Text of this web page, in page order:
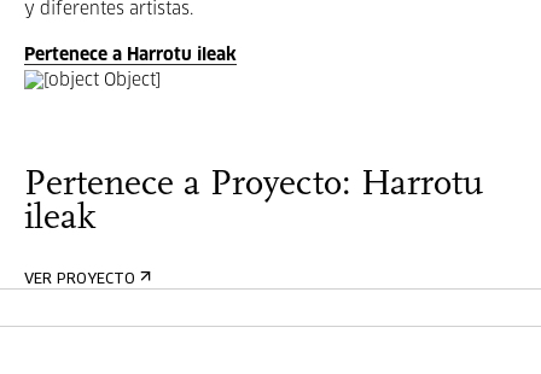
y diferentes artistas.
Pertenece a Harrotu ileak
Pertenece a Proyecto: Harrotu
ileak
VER PROYECTO